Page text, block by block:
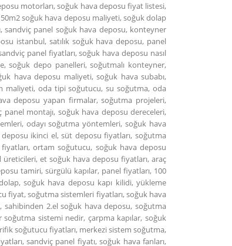
motorları, soğuk hava deposu fiyat listesi,
soğuk hava deposu maliyeti, soğuk dolap
sandviç panel soğuk hava deposu, konteyner
istanbul, satılık soğuk hava deposu, panel
panel fiyatları, soğuk hava deposu nasıl
soğuk depo panelleri, soğutmalı konteyner,
hava deposu maliyeti, soğuk hava subabı,
maliyeti, oda tipi soğutucu, su soğutma, oda
deposu yapan firmalar, soğutma projeleri,
panel montajı, soğuk hava deposu dereceleri,
odayı soğutma yöntemleri, soğuk hava
ikinci el, süt deposu fiyatları, soğutma
ortam soğutucu, soğuk hava deposu
et soğuk hava deposu fiyatları, araç
tamiri, sürgülü kapılar, panel fiyatları, 100
soğuk hava deposu kapı kilidi, yükleme
fiyat, soğutma sistemleri fiyatları, soğuk hava
sahibinden 2.el soğuk hava deposu, soğutma
soğutma sistemi nedir, çarpma kapılar, soğuk
soğutucu fiyatları, merkezi sistem soğutma,
sandviç panel fiyatı, soğuk hava fanları,